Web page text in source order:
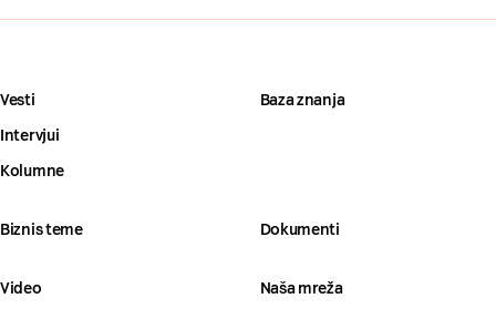
Vesti
Intervjui
Kolumne
Baza znanja
Biznis teme Dokumenti
Video Naša mreža